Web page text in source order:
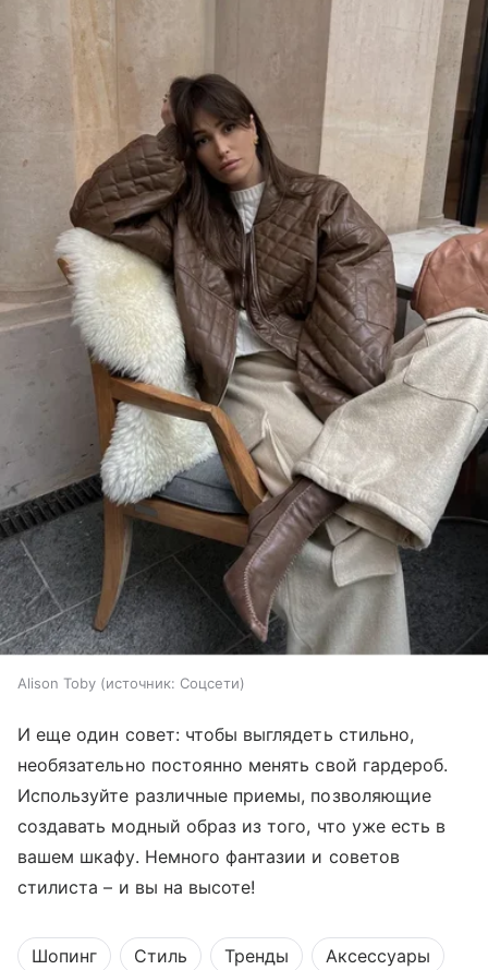
Alison Toby источник: Соцсети
И еще один совет: чтобы выглядеть стильно,
необязательно постоянно менять свой гардероб.
Используйте различные приемы, позволяющие
создавать модный образ из того, что уже есть в
вашем шкафу. Немного фантазии и советов
стилиста – и вы на высоте!
Шопинг Стиль Тренды Аксессуары